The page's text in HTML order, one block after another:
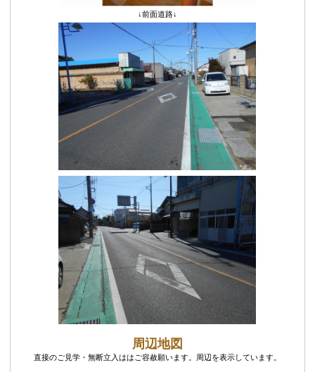
↓前面道路↓
周辺地図
直接のご見学・無断立入ははご容赦願います。周辺を表示しています。